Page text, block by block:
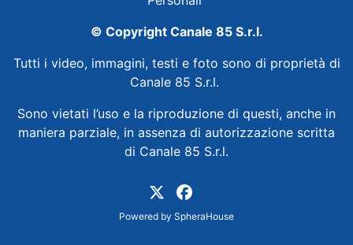
© Copyright Canale 85 S.r.l.
Tutti i video, immagini, testi e foto sono di proprietà di
Canale 85 S.r.l.
Sono vietati l’uso e la riproduzione di questi, anche in
maniera parziale, in assenza di autorizzazione scritta
di Canale 85 S.r.l.
Powered by SpheraHouse